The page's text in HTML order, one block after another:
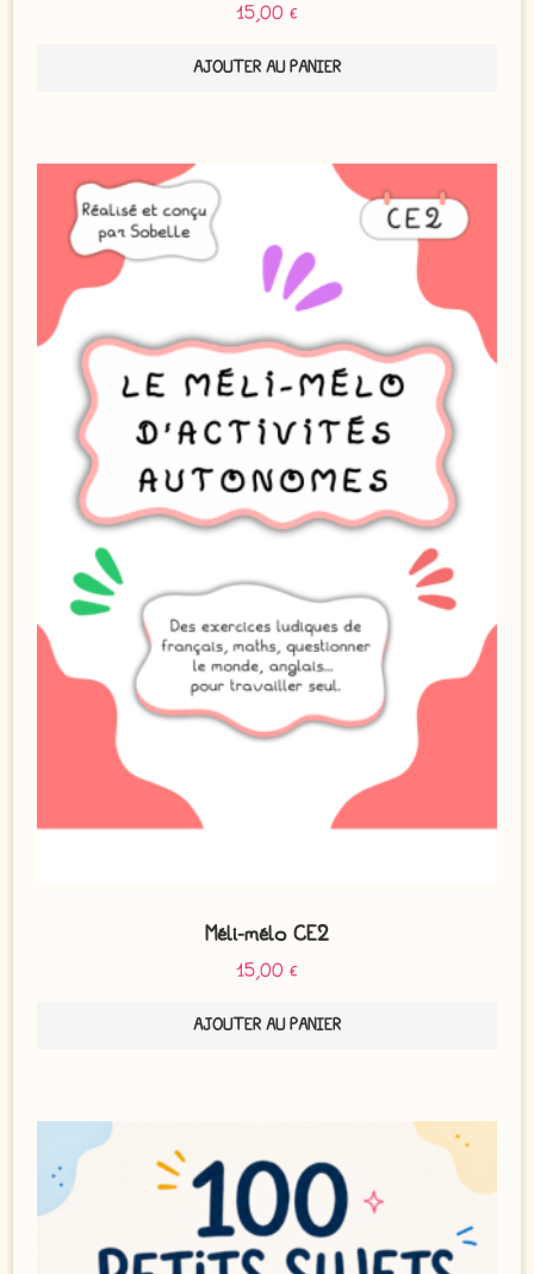
15,00 €
AJOUTER AU PANIER
Méli-mélo CE2
15,00 €
AJOUTER AU PANIER